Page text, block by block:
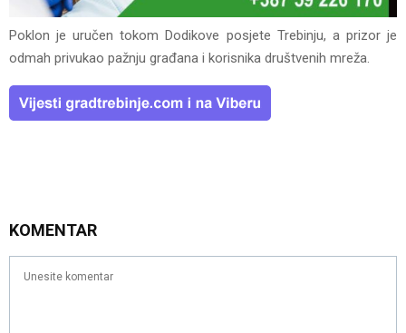
Poklon je uručen tokom Dodikove posjete Trebinju, a prizor je
odmah privukao pažnju građana i korisnika društvenih mreža.
KOMENTAR